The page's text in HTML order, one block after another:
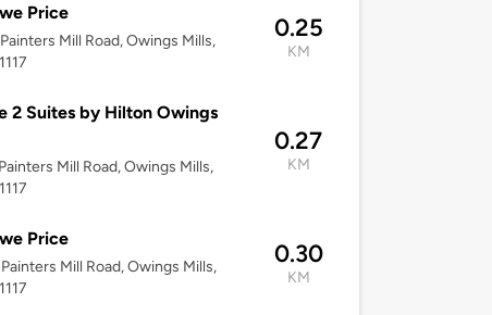
Price
Mill Road, Owings Mills,
0.25
KM
2 Suites by Hilton Owings
Mill Road, Owings Mills,
0.27
KM
Price
Mill Road, Owings Mills,
0.30
KM